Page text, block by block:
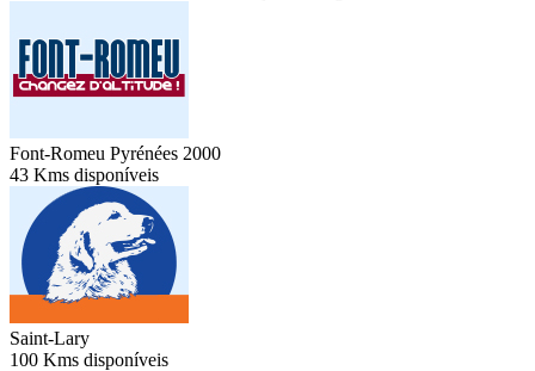
Font-Romeu Pyrénées 2000
43 Kms disponíveis
Saint-Lary
100 Kms disponíveis